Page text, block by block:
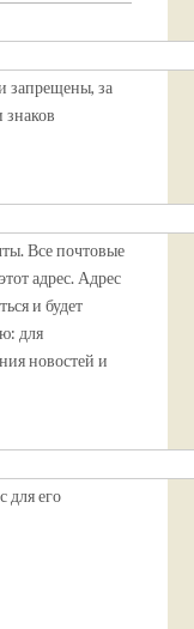
запрещены, за
знаков
Все почтовые
адрес. Адрес
и будет
для
новостей и
для его